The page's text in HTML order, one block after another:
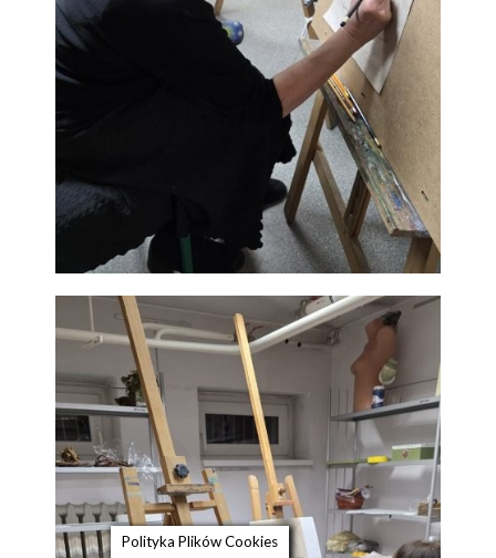
Polityka Plików Cookies